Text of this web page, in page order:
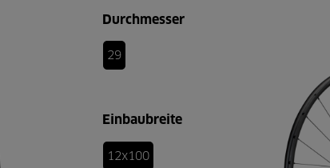
Durchmesser
29
Einbaubreite
12x100